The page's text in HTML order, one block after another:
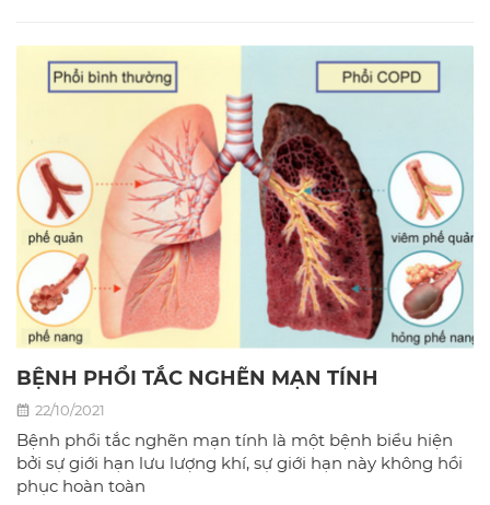
BỆNH PHỔI TẮC NGHẼN MẠN TÍNH
22/10/2021
Bệnh phổi tắc nghẽn mạn tính là một bệnh biểu hiện
bởi sự giới hạn lưu lượng khí, sự giới hạn này không hồi
phục hoàn toàn